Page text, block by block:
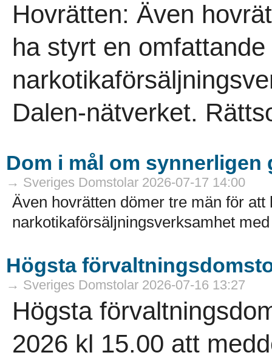
Hovrätten: Även
ha styrt en omfattande
Dalen-nätverket.
Dom i mål om
→ Sveriges Domstolar 2026-07-17 14:00
Även hovrätten dömer tre män för att
narkotikaförsäljningsverksamhet
Högsta
→ Sveriges Domstolar 2026-07-16 13:27
Högsta
2026 kl 15.00 att